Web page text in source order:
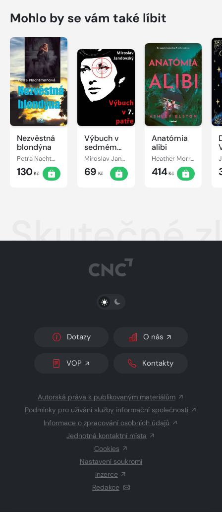
Mohlo by se vám také líbit
Nezvěstná
blondýna
Petra Nachtmanová
130Kč
Výbuch v
sedmém
patře
Miroslav Jandovský
69 Kč
Anatómia
alibi
Heather Morrisová
414Kč
Skutečné
PŘEPNOUT SVĚTLÝ/TMAVÝ REŽIM
Dotazy O nás
VOP Kontakty
Autorská práva k publikovaným materiálům
Podmínky pro užívání služby informační společnosti
Informace o zpracování osobních údajů
Jednotná kontaktní místa
Cookies
Nastavení soukromí
Inzerce
Redakce